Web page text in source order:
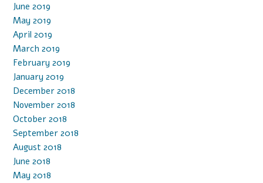
June 2019
May 2019
April 2019
March 2019
February 2019
January 2019
December 2018
November 2018
October 2018
September 2018
August 2018
June 2018
May 2018